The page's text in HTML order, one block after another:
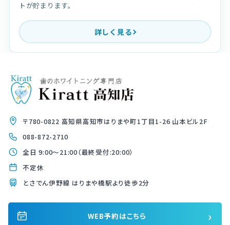
トが貯まります。
詳しく見る
〒780-0822 高知県高知市はりまや町1丁目1-26 山本ビル2F
088-872-2710
全日 9:00〜21:00（最終受付:20:00）
不定休
とさでん伊野線 はりまや橋駅より徒歩2分
WEB予約はこちら ›